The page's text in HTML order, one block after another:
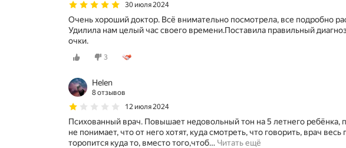
30 июля 2024
Очень хороший доктор. Всё внимательно посмотрела, все подробно
Удилила нам целый час своего времени.Поставила правильный
очки.
3
Helen
8 отзывов
12 июля 2024
Психованный врач. Повышает недовольный тон на 5 летнего ребёнка,
не понимает, что от него хотят, куда смотреть, что говорить, врач весь
торопится куда то, вместо того,чтоб… Читать ещё